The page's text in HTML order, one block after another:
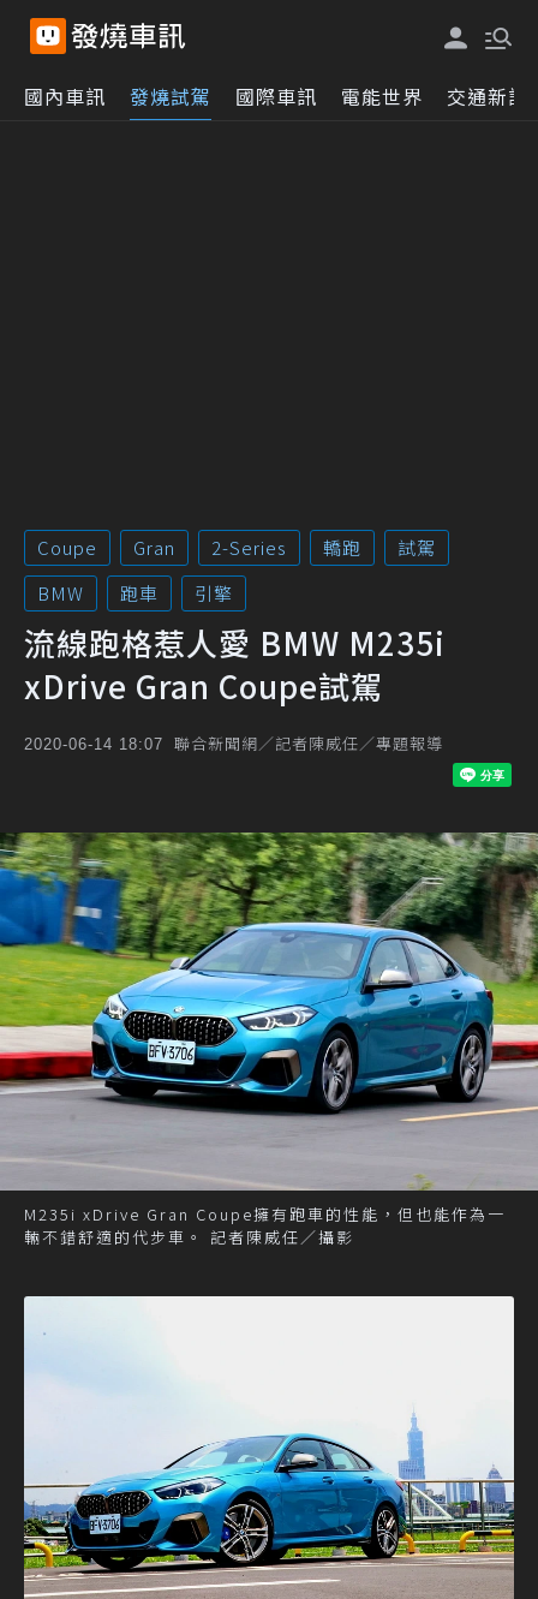
國內車訊 發燒試駕 國際車訊 電能世界 交通新訊
Coupe Gran 2-Series 轎跑
試駕
BMW
跑車 引擎
流線跑格惹人愛 BMW M235i
xDrive Gran Coupe試駕
2020-06-14 18:07 聯合新聞網／記者陳威任／專題報導
M235i xDrive Gran Coupe擁有跑車的性能，但也能作為一
輛不錯舒適的代步車。 記者陳威任／攝影